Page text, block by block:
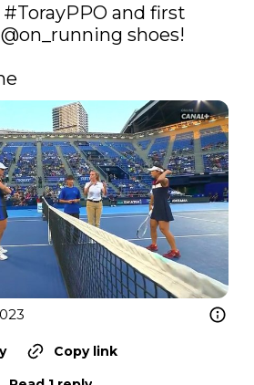
#TorayPPO and first
@on_running shoes!
Copy link